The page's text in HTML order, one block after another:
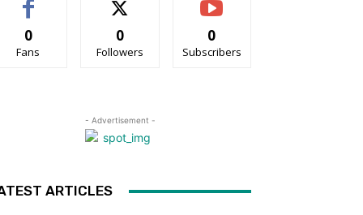
0
Fans
0
Followers
0
Subscribers
- Advertisement -
ARTICLES